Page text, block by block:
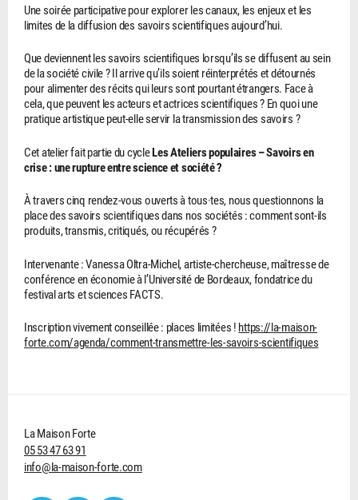
Une soirée participative pour explorer les canaux, les enjeux et les
limites de la diffusion des savoirs scientifiques aujourd’hui.
Que deviennent les savoirs scientifiques lorsqu’ils se diffusent au sein
de la société civile ? Il arrive qu’ils soient réinterprétés et détournés
pour alimenter des récits qui leurs sont pourtant étrangers. Face à
cela, que peuvent les acteurs et actrices scientifiques ? En quoi une
pratique artistique peut-elle servir la transmission des savoirs ?
Cet atelier fait partie du cycleLes Ateliers populaires – Savoirs en
crise : une rupture entre science et société ?
À travers cinq rendez-vous ouverts à tous·tes, nous questionnons la
place des savoirs scientifiques dans nos sociétés : comment sont-ils
produits, transmis, critiqués, ou récupérés ?
Intervenante : Vanessa Oltra-Michel, artiste-chercheuse, maîtresse de
conférence en économie à l’Université de Bordeaux, fondatrice du
festival arts et sciences FACTS.
Inscription vivement conseillée : places limitées ! https://la-maison-
forte.com/agenda/comment-transmettre-les-savoirs-scientifiques
La Maison Forte
05 53 47 63 91
info@la-maison-forte.com